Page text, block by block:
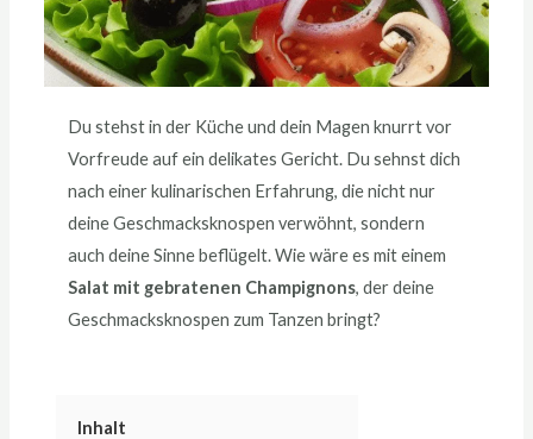
Du stehst in der Küche und dein Magen knurrt vor
Vorfreude auf ein delikates Gericht. Du sehnst dich
nach einer kulinarischen Erfahrung, die nicht nur
deine Geschmacksknospen verwöhnt, sondern
auch deine Sinne beflügelt. Wie wäre es mit einem
Salat mit gebratenen Champignons, derdeine
Geschmacksknospen zum Tanzen bringt?
Inhalt